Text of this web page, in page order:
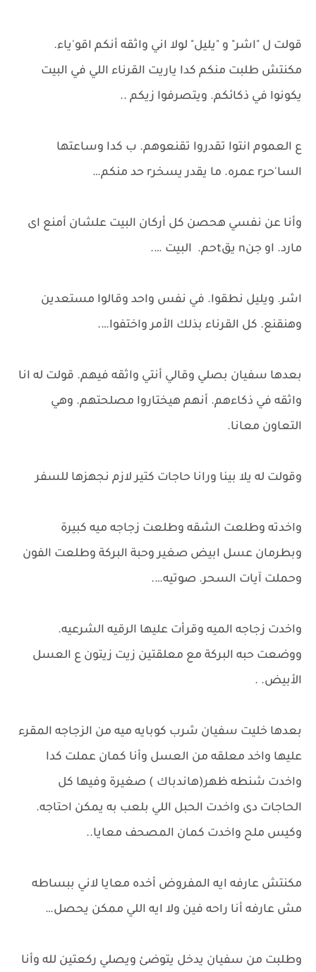
قولت ل "اشر" و "يليل" لولا اني واثقه أنكم اقو'ياء.
مكنتش طلبت منكم كدا ياريت القرناء اللي في البيت
يكونوا في ذكائكم. ويتصرفوا زيكم ..
ع العموم انتوا تقدروا تقنعوهم. ب كدا وساعتها
السا'حرr عمره. ما يقدر يسخرr حد منكم…
وأنا عن نفسي هحصن كل أركان البيت علشان أمنع اى
مارد. او جنn يقtحم. البيت ….
اشر. ويليل نطقوا. في نفس واحد وقالوا مستعدين
وهنقنع. كل القرناء بذلك الأمر واختفوا….
بعدها سفيان بصلي وقالي أنتي واثقه فيهم. قولت له انا
واثقه في ذكاءهم. أنهم هيختاروا مصلحتهم. وهي
التعاون معانا.
وقولت له يلا بينا ورانا حاجات كتير لازم نجهزها للسفر
واخدته وطلعت الشقه وطلعت زجاجه ميه كبيرة
وبطرمان عسل ابيض صغير وحبة البركة وطلعت الفون
وحملت آيات السحر. صوتيه….
واخدت زجاجه الميه وقرأت عليها الرقيه الشرعيه.
ووضعت حبه البركة مع معلقتين زيت زيتون ع العسل
الأبيض. .
بعدها خليت سفيان شرب كوبايه ميه من الزجاجه المقرء
عليها واخد معلقه من العسل وأنا كمان عملت كدا
واخدت شنطه ظهر(هاندباك ) صغيرة وفيها كل
الحاجات دى واخدت الحبل اللي بلعب به يمكن احتاجه.
وكيس ملح واخدت كمان المصحف معايا..
مكنتش عارفه ايه المفروض أخده معايا لاني ببساطه
مش عارفه أنا راحه فين ولا ايه اللي ممكن يحصل…
وطلبت من سفيان يدخل يتوضئ ويصلي ركعتين لله وأنا